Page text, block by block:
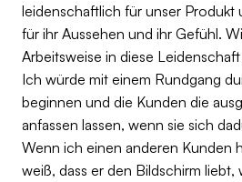
leidenschaftlich für unser Produkt
für ihr Aussehen und ihr Gefühl.
Arbeitsweise in diese
Ich würde mit einem Rundgang
beginnen und die Kunden die
anfassen lassen, wenn sie sich
Wenn ich einen anderen Kunden
weiß, dass er den Bildschirm liebt,